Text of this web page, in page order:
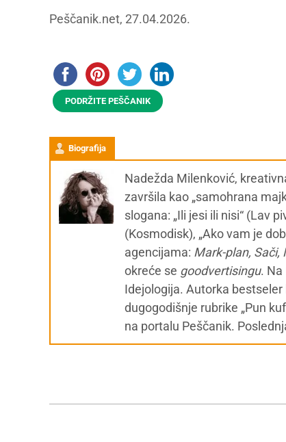
Peščanik.net, 27.04.2026.
PODRŽITE PEŠČANIK
Biografija
Nadežda Milenković,
završila kao „samohrana
slogana: „Ili jesi ili nisi“ (Lav
(Kosmodisk), „Ako vam je
agencijama: Mark-plan, Sači,
okreće se goodvertisingu. Na
Idejologija. Autorka bestseler
dugogodišnje rubrike „Pun
na portalu Peščanik.